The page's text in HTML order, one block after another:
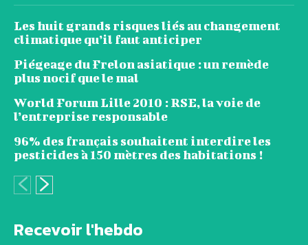
Les huit grands risques liés au changement
climatique qu’il faut anticiper
Piégeage du Frelon asiatique : un remède
plus nocif que le mal
World Forum Lille 2010 : RSE, la voie de
l’entreprise responsable
96% des français souhaitent interdire les
pesticides à 150 mètres des habitations !
Recevoir l'hebdo